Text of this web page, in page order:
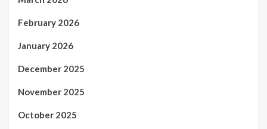
February 2026
January 2026
December 2025
November 2025
October 2025